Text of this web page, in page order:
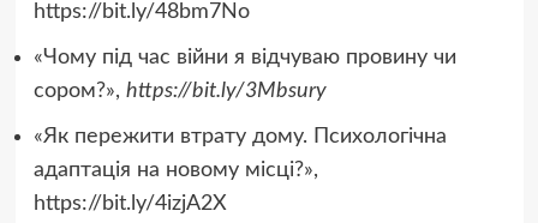
https://bit.ly/48bm7No
«Чому під час війни я відчуваю провину чи
сором?», https://bit.ly/3Mbsury
«Як пережити втрату дому. Психологічна
адаптація на новому місці?»,
https://bit.ly/4izjA2X